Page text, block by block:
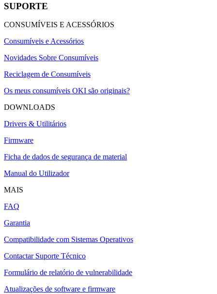
SUPORTE
CONSUMÍVEIS E ACESSÓRIOS
Consumíveis e Acessórios
Novidades Sobre Consumíveis
Reciclagem de Consumíveis
Os meus consumíveis OKI são originais?
DOWNLOADS
Drivers & Utilitários
Firmware
Ficha de dados de segurança de material
Manual do Utilizador
MAIS
FAQ
Garantia
Compatibilidade com Sistemas Operativos
Contactar Suporte Técnico
Formulário de relatório de vulnerabilidade
Atualizações de software e firmware